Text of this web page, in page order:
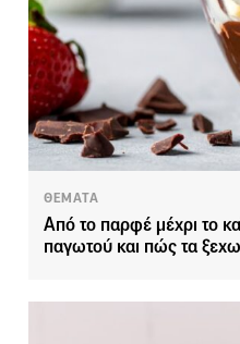
ΘΕΜΑΤΑ
Από το παρφέ μέχρι το
παγωτού και πώς τα